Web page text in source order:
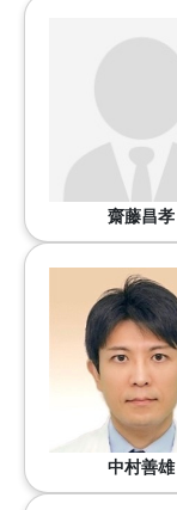
齋藤昌孝
中村善雄